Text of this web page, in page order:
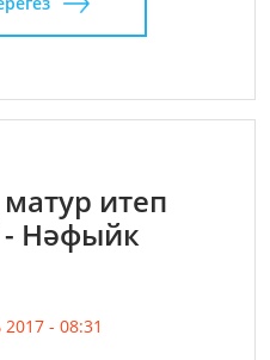
итеп
- Нәфыйк
- 08:31